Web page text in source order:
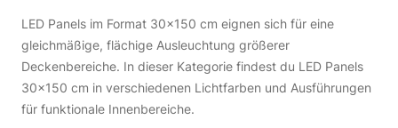
LED Panels im Format 30×150 cm eignen sich für eine
gleichmäßige, flächige Ausleuchtung größerer
Deckenbereiche. In dieser Kategorie findest du LED Panels
30×150 cm in verschiedenen Lichtfarben und Ausführungen
für funktionale Innenbereiche.